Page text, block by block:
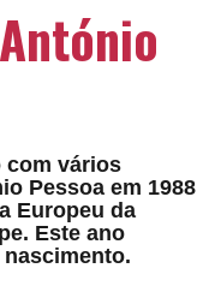
com vários
Pessoa em 1988
Europeu da
Este ano